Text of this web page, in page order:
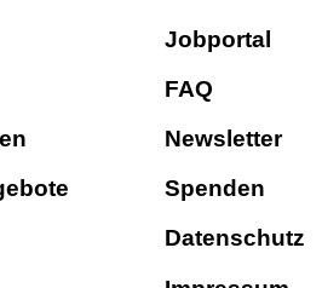
Jobportal
FAQ
Newsletter
Spenden
Datenschutz